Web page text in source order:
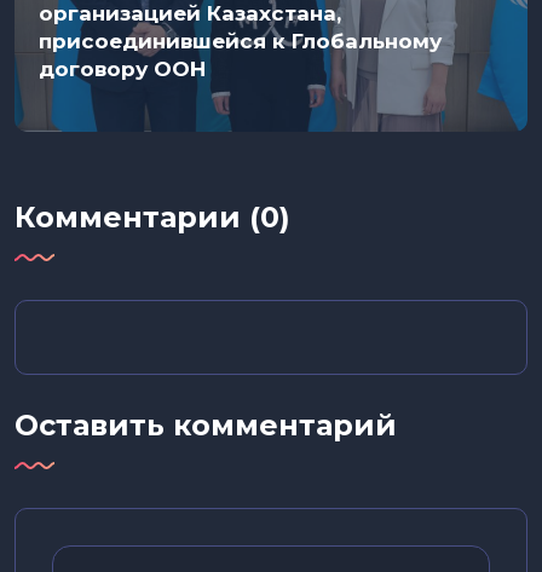
организацией Казахстана,
присоединившейся к Глобальному
договору ООН
Комментарии (0)
Оставить комментарий